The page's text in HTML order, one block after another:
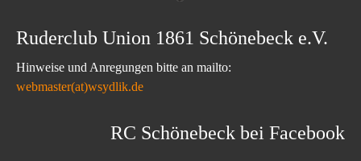
Ruderclub Union 1861 Schönebeck e.V.
Hinweise und Anregungen bitte an mailto:
webmaster(at)wsydlik.de
RC Schönebeck bei Facebook